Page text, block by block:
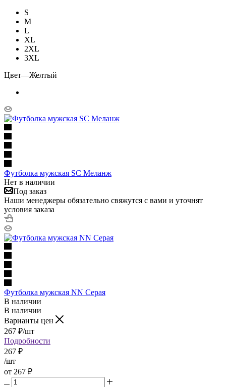
S
M
L
XL
2XL
3XL
Цвет—Желтый
Футболка мужская SC Меланж
Нет в наличии
Под заказ
Наши менеджеры обязательно свяжутся с вами и уточнят
условия заказа
Футболка мужская NN Серая
В наличии
В наличии
Варианты цен
267 ₽/шт
Подробности
267 ₽
/шт
от 267 ₽